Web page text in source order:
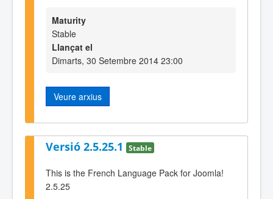
Maturity
Stable
Llançat el
Dimarts, 30 Setembre 2014 23:00
Veure arxius
Versió 2.5.25.1 Stable
This is the French Language Pack for Joomla!
2.5.25